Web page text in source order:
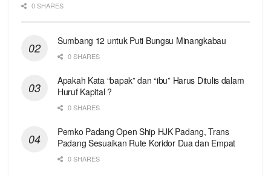
0 SHARES
Sumbang 12 untuk Puti Bungsu Minangkabau
0 SHARES
Apakah Kata “bapak” dan “ibu” Harus Ditulis dalam
Huruf Kapital ?
0 SHARES
Pemko Padang Open Ship HJK Padang, Trans
Padang Sesuaikan Rute Koridor Dua dan Empat
0 SHARES